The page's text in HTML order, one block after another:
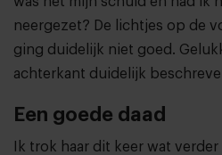
neergezet? De lichtjes op de
ging duidelijk niet goed.
achterkant duidelijk
Een goede daad
Ik trok haar dit keer wat